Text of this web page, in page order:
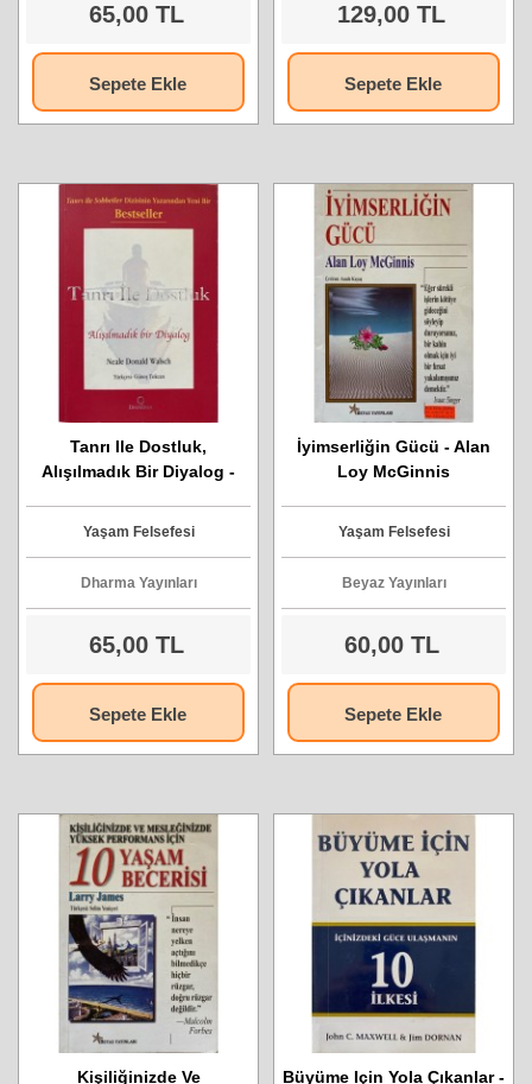
65,00 TL
Sepete Ekle
129,00 TL
Sepete Ekle
Tanrı Ile Dostluk,
Alışılmadık Bir Diyalog -
Yaşam Felsefesi
Dharma Yayınları
65,00 TL
Sepete Ekle
İyimserliğin Gücü - Alan
Loy McGinnis
Yaşam Felsefesi
Beyaz Yayınları
60,00 TL
Sepete Ekle
Kişiliğinizde Ve
Büyüme Için Yola Çıkanlar -